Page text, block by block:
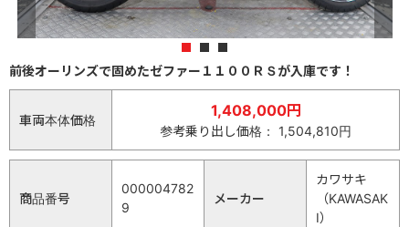
1 2
前後オーリンズで固めたゼファー１１００ＲＳが入庫です！
車両本体価格
1,408,000円
参考乗り出し価格： 1,504,810円
商品番号
000004782
9
メーカー
カワサキ
（KAWASAK
I）